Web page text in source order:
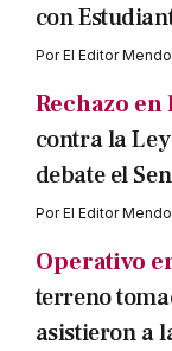
con
PorEl Editor
Rechazo en
contra la
debate el
PorEl Editor
Operativo
terreno
asistieron a